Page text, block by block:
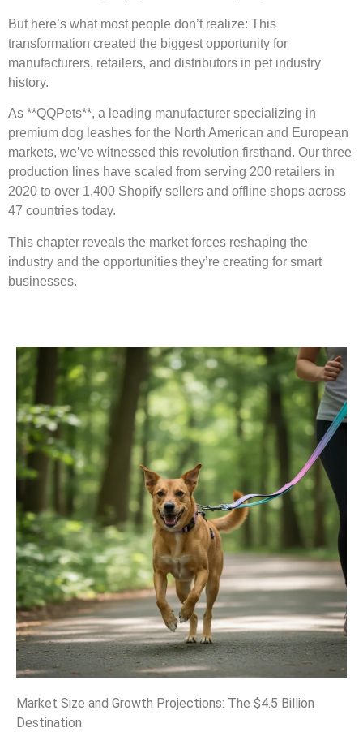
But here’s what most people don’t realize: This
transformation created the biggest opportunity for
manufacturers, retailers, and distributors in pet industry
history.
As **QQPets**, a leading manufacturer specializing in
premium dog leashes for the North American and European
markets, we’ve witnessed this revolution firsthand. Our three
production lines have scaled from serving 200 retailers in
2020 to over 1,400 Shopify sellers and offline shops across
47 countries today.
This chapter reveals the market forces reshaping the
industry and the opportunities they’re creating for smart
businesses.
Market Size and Growth Projections: The $4.5 Billion
Destination